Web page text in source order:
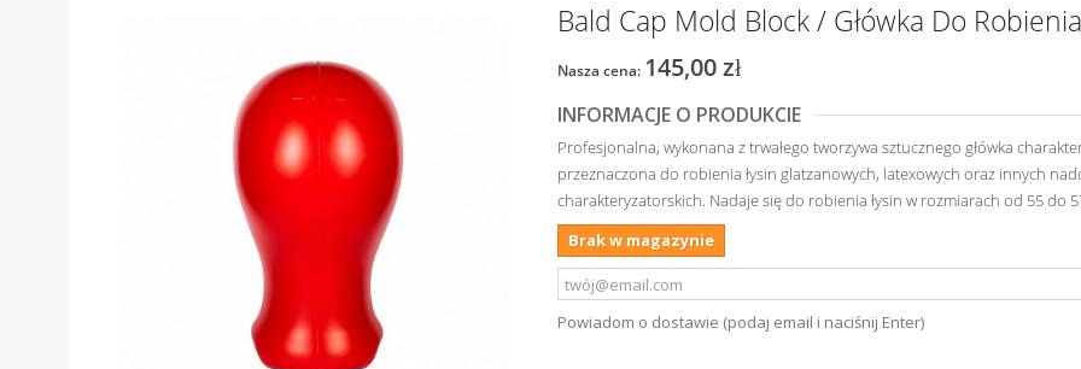
Bald Cap Mold Block / Główka Do
Nasza cena: 145,00 zł
INFORMACJE O PRODUKCIE
Profesjonalna, wykonana z trwałego tworzywa sztucznego główka
przeznaczona do robienia łysin glatzanowych, latexowych oraz innych
charakteryzatorskich. Nadaje się do robienia łysin w rozmiarach od 55 do
Brak w magazynie
Powiadom o dostawie (podaj email i naciśnij Enter)